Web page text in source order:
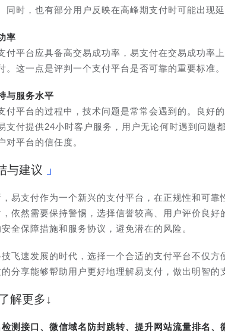
同时，也有部分用户反映在高峰期支付时可能出现延
率
付平台应具备高交易成功率，易支付在交易成功率
。这一点是评判一个支付平台是否可靠的重要标准。
与服务水平
付平台的过程中，技术问题是常常会遇到的。良好
支付提供24小时客户服务，用户无论何时遇到问题
对平台的信任度。
与建议
易支付作为一个新兴的支付平台，在正规性和可
依然需要保持警惕，选择信誉较高、用户评价良
全保障措施和服务协议，避免潜在的风险。
飞速发展的时代，选择一个合适的支付平台不仅
分享能够帮助用户更好地理解易支付，做出明智的
解更多↓
测接口、微信域名防封跳转、提升网站流量排名